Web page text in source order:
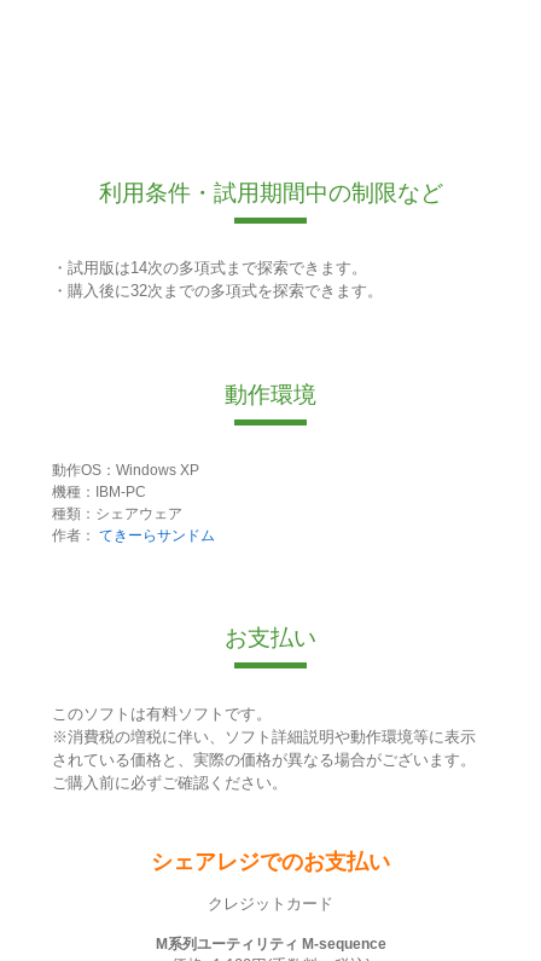
利用条件・試用期間中の制限など
・試用版は14次の多項式まで探索できます。
・購入後に32次までの多項式を探索できます。
動作環境
動作OS：Windows XP
機種：IBM-PC
種類：シェアウェア
作者： てきーらサンドム
お支払い
このソフトは有料ソフトです。
※消費税の増税に伴い、ソフト詳細説明や動作環境等に表示
されている価格と、実際の価格が異なる場合がございます。
ご購入前に必ずご確認ください。
シェアレジでのお支払い
クレジットカード
M系列ユーティリティ M-sequence